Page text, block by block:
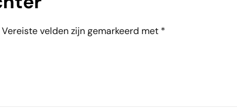
Vereiste velden zijn gemarkeerd met *